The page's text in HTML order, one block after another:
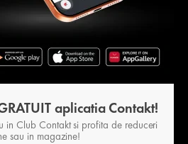
aplicatia Contakt!
in Club Contakt si profita de reduceri
sau in magazine!